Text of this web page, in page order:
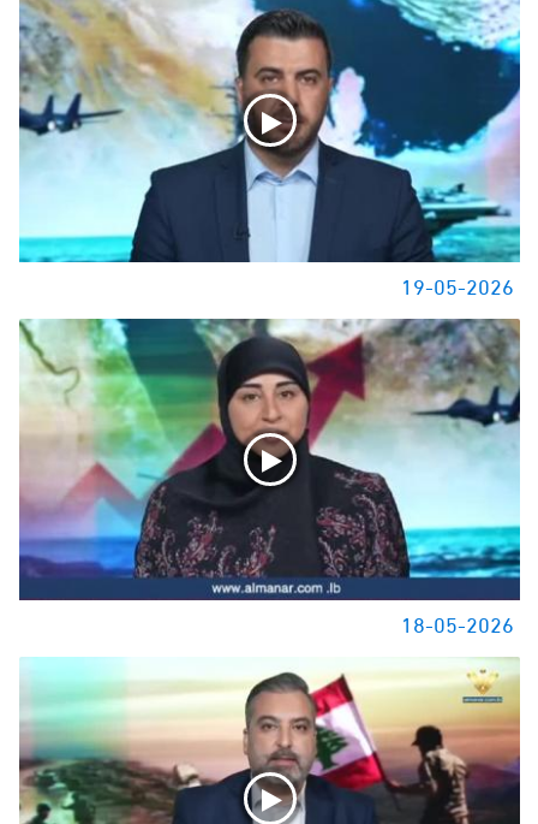
19-05-2026
18-05-2026